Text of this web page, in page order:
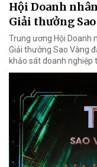
Hội Doanh
Giải thưởng
Trung ương Hội Doanh
Giải thưởng Sao Vàng
khảo sát doanh nghiệp